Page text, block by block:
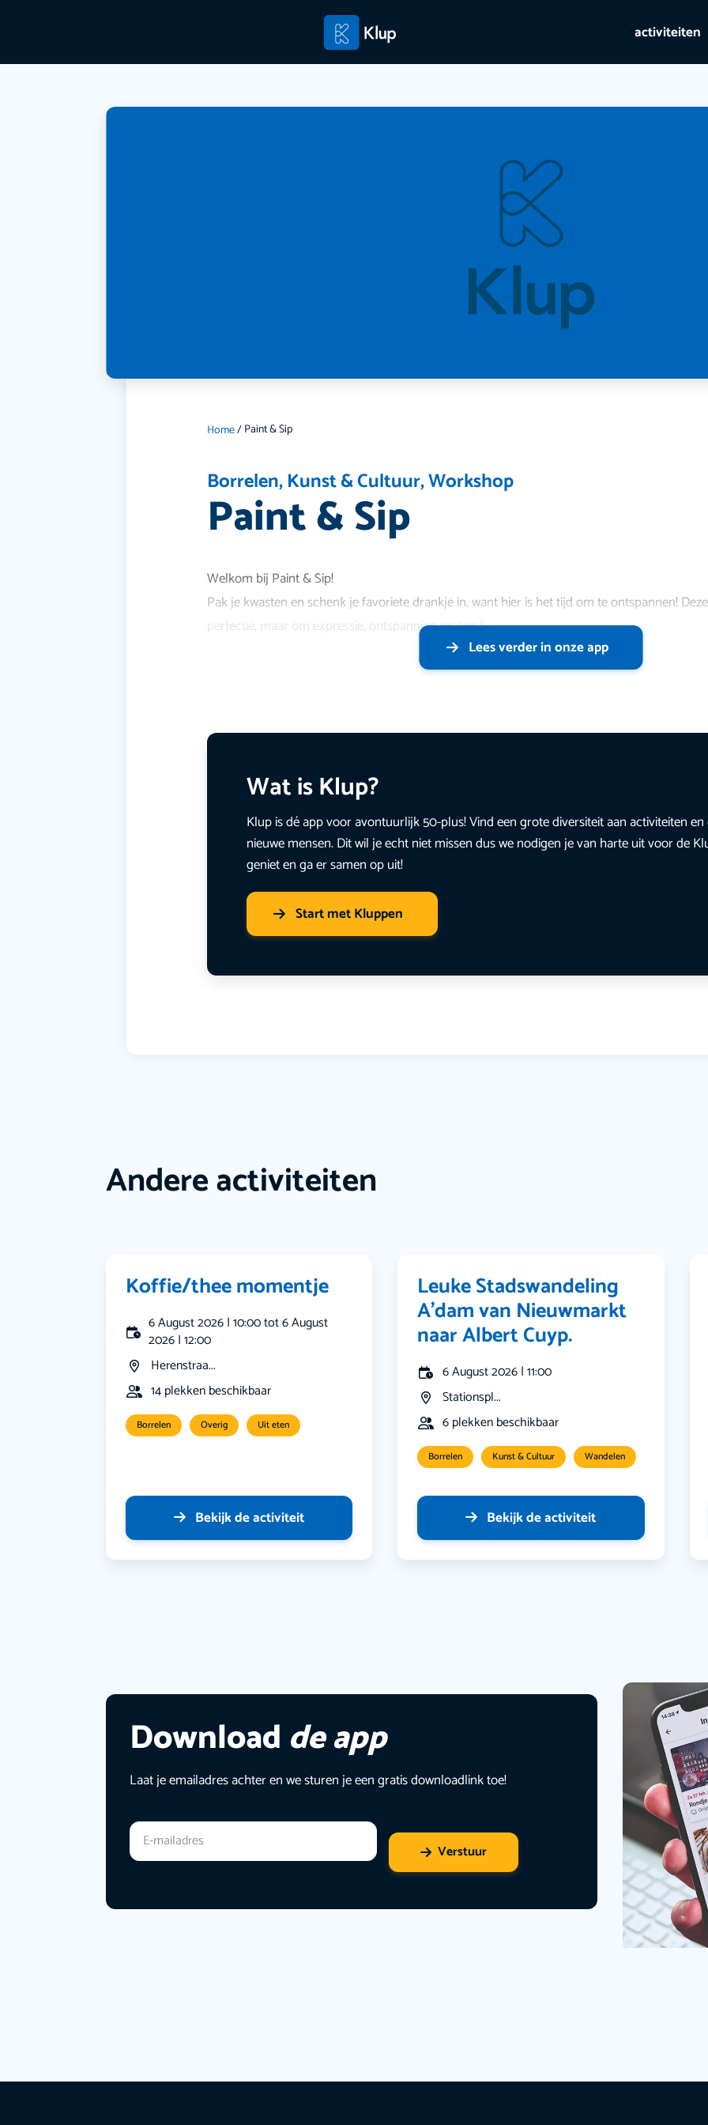
activiteiten
Home/Paint & Sip
Borrelen,Kunst & Cultuur,Workshop
Paint & Sip
Welkom bij Paint & Sip!
Pak je kwasten en schenk je favoriete drankje in, want hier is het tijd om te ontspannen!
perfectie, maar om expressie, ontspanning en een f
Lees verder in onze app
Wat is Klup?
Klup is dé app voor avontuurlijk 50-plus! Vind een grote diversiteit aan activiteiten
nieuwe mensen. Dit wil je echt niet missen dus we nodigen je van harte uit voor de
geniet en ga er samen op uit!
Start met Kluppen
Andere activiteiten
Koffie/thee momentje
6 August 2026 | 10:00 tot 6 August
2026 | 12:00
Herenstraa...
14 plekken beschikbaar
Borrelen Overig Uit eten
Bekijk de activiteit
Leuke Stadswandeling
A’dam van Nieuwmarkt
naar Albert Cuyp.
6 August 2026 | 11:00
Stationspl...
6 plekken beschikbaar
Borrelen Kunst & Cultuur Wandelen
Bekijk de activiteit
Download de app
Laat je emailadres achter en we sturen je een gratis downloadlink toe!
Verstuur